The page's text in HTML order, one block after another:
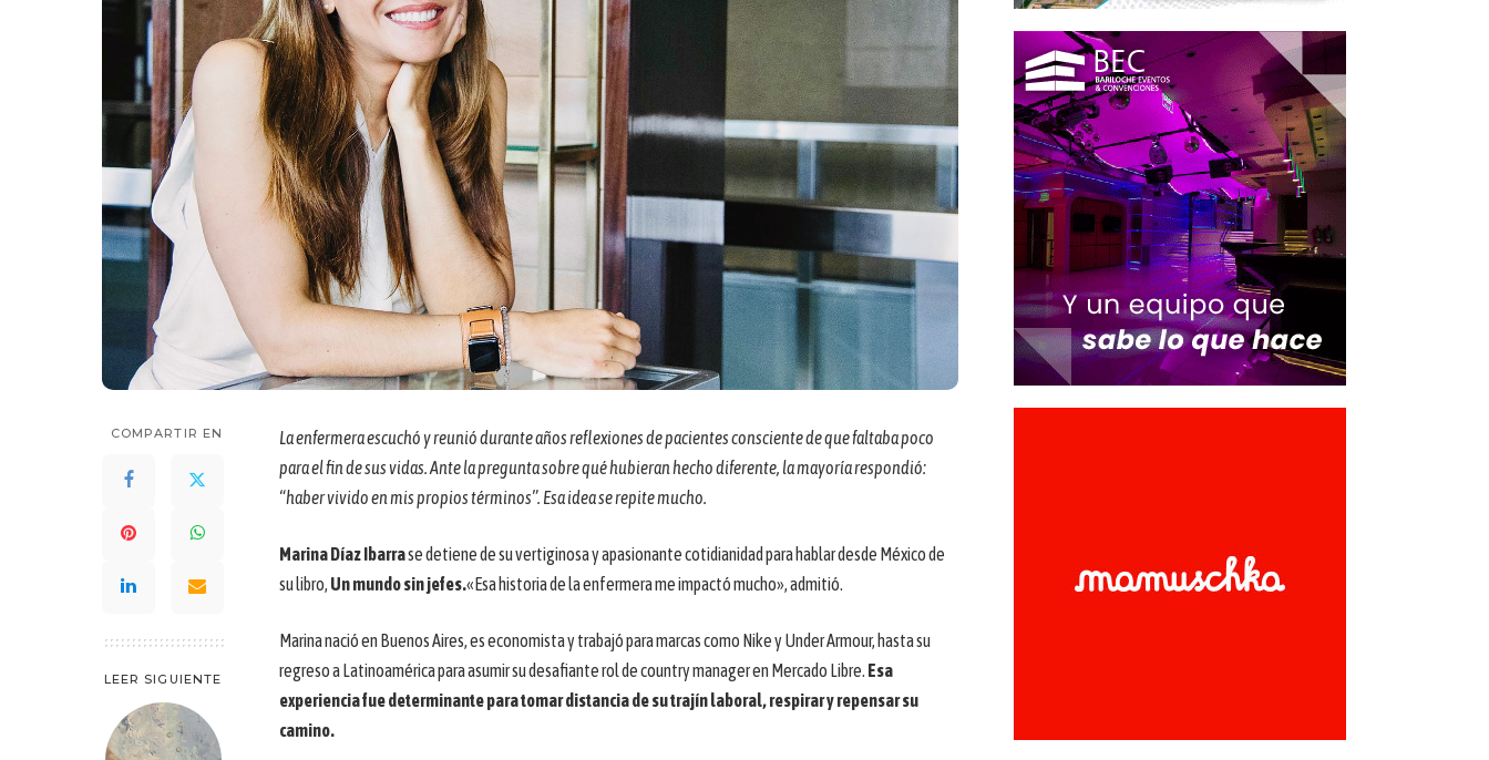
COMPARTIR EN
LEER SIGUIENTE
La enfermera escuchó y reunió durante años reflexiones de pacientes consciente de que faltaba poco
para el fin de sus vidas. Ante la pregunta sobre qué hubieran hecho diferente, la mayoría respondió:
“haber vivido en mis propios términos”. Esa idea se repite mucho.
Marina Díaz Ibarrase detiene de su vertiginosa y apasionante cotidianidad para hablar desde México de
su libro, Un mundo sin jefes.«Esa historia de la enfermera me impactó mucho», admitió.
Marina nació en Buenos Aires, es economista y trabajó para marcas como Nike y Under Armour, hasta su
regreso a Latinoamérica para asumir su desafiante rol de country manager en Mercado Libre. Esa
experiencia fue determinante para tomar distancia de su trajín laboral, respirar y repensar su
camino.